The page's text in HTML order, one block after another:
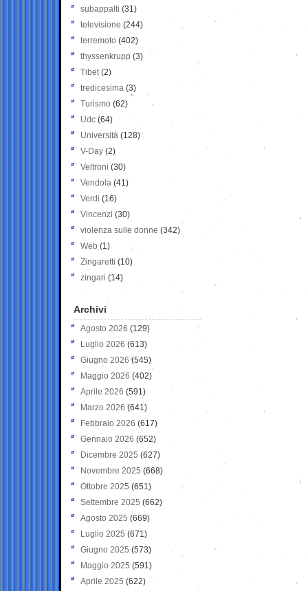
subappalti (31)
televisione(244)
terremoto (402)
thyssenkrupp (3)
Tibet(2)
tredicesima (3)
Turismo (62)
Udc (64)
Università (128)
V-Day (2)
Veltroni (30)
Vendola (41)
Verdi (16)
Vincenzi (30)
violenza sulle donne (342)
Web (1)
Zingaretti (10)
zingari (14)
Archivi
Agosto 2026 (129)
Luglio 2026 (613)
Giugno 2026 (545)
Maggio 2026 (402)
Aprile 2026 (591)
Marzo 2026 (641)
Febbraio 2026 (617)
Gennaio 2026 (652)
Dicembre 2025 (627)
Novembre 2025 (668)
Ottobre 2025 (651)
Settembre 2025 (662)
Agosto 2025 (669)
Luglio 2025 (671)
Giugno 2025 (573)
Maggio 2025 (591)
Aprile 2025 (622)